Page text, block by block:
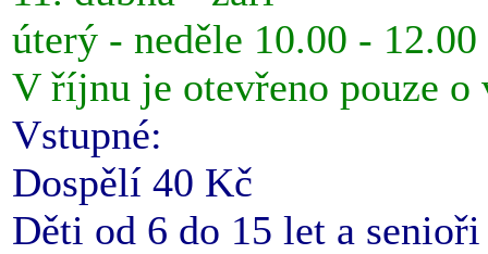
úterý - neděle 10.00 -
V říjnu je otevřeno pouze o
Vstupné:
Dospělí 40 Kč
Děti od 6 do 15 let a